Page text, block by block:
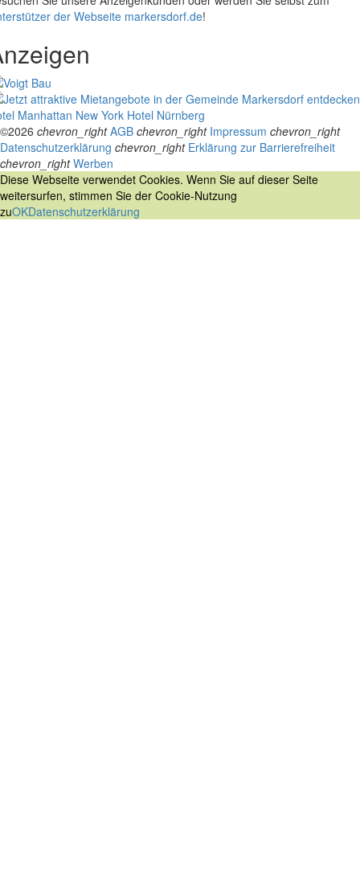
der Webseite markersdorf.de!
Manhattan New York Hotel Nürnberg
©2026 chevron_right AGB chevron_right Impressum chevron_right
Datenschutzerklärung chevron_right Erklärung zur Barrierefreiheit
chevron_right Werben
Diese Webseite verwendet Cookies. Wenn Sie auf dieser Seite
weitersurfen, stimmen Sie der Cookie-Nutzung
zuOKDatenschutzerklärung